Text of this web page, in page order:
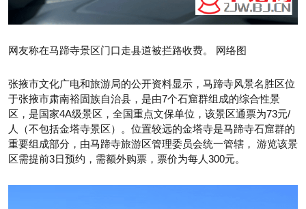
网友称在马蹄寺景区门口走县道被拦路收费。 网络图
张掖市文化广电和旅游局的公开资料显示，马蹄寺风景名胜区位
于张掖市肃南裕固族自治县，是由7个石窟群组成的综合性景
区，是国家4A级景区，全国重点文保单位，该景区通票为73元/
人（不包括金塔寺景区）。位置较远的金塔寺是马蹄寺石窟群的
重要组成部分，由马蹄寺旅游区管理委员会统一管辖， 游览该景
区需提前3日预约，需额外购票，票价为每人300元。